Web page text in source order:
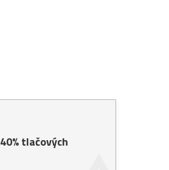
40% tlačových